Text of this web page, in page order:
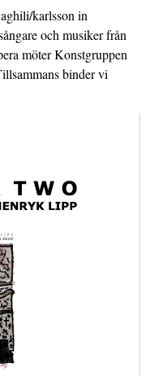
karlsson in
och musiker från
möter Konstgruppen
binder vi